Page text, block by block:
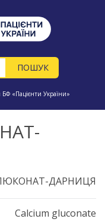
БФ «Пацієнти України»
ДАРНИЦЯ
Calcium gluconate